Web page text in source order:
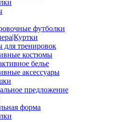
футболки
тренировок
костюмы
белье
аксессуары
предложение
форма